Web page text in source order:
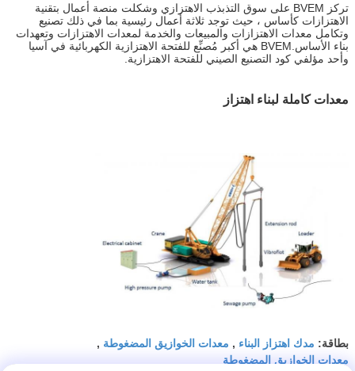
تركز BVEM على سوق التذبذب الاهتزازي وشكلت منصة أعمال بتقنية
الاهتزازات كأساس ، حيث توجد ثلاثة أعمال رئيسية بما في ذلك تصنيع
وتكامل معدات الاهتزازات والمبيعات والخدمة لمعدات الاهتزازات وتعهدات
بناء الأساس.BVEM هي أكبر مُصنِّع للفتحة الاهتزازية الكهربائية في آسيا
وأحد مؤلفي كود التصنيع الصيني للفتحة الاهتزازية.
معدات كاملة لبناء اهتزاز
بطاقة: مدك اهتزاز البناء , معدات الخوازيق المضغوطة ,
معدات الخوازيق المضغوطة